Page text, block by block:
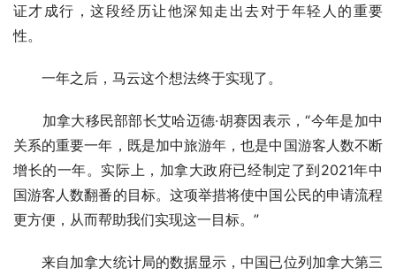
证才成行，这段经历让他深知走出去对于年轻人的重要
性。
一年之后，马云这个想法终于实现了。
加拿大移民部部长艾哈迈德·胡赛因表示，“今年是加中
关系的重要一年，既是加中旅游年，也是中国游客人数不断
增长的一年。实际上，加拿大政府已经制定了到2021年中
国游客人数翻番的目标。这项举措将使中国公民的申请流程
更方便，从而帮助我们实现这一目标。”
来自加拿大统计局的数据显示，中国已位列加拿大第三